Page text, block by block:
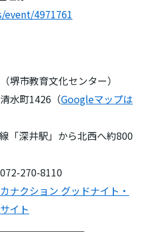
4971761
堺市教育文化センター）
水町1426（Googleマップは
「深井駅」から北西へ約800
270-8110
カナクション グッドナイト・
イト